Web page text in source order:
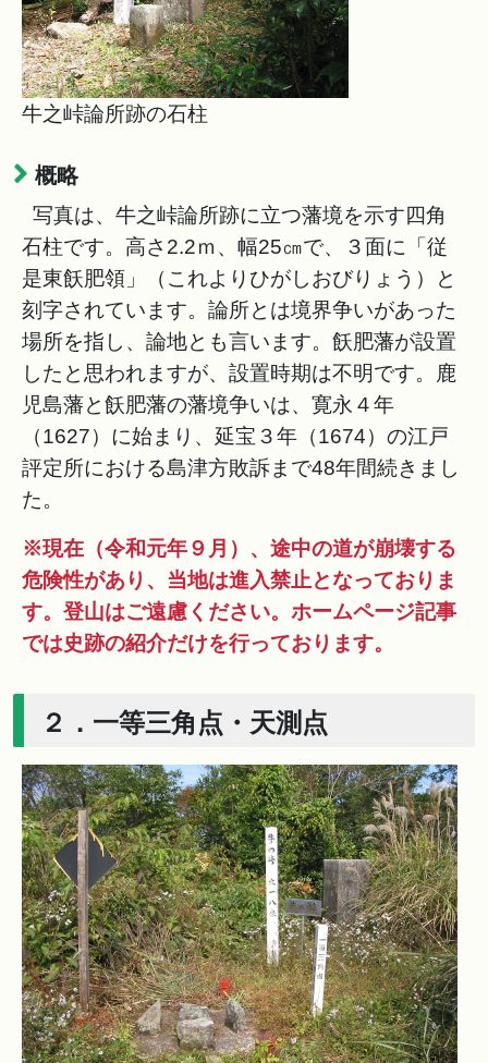
牛之峠論所跡の石柱
概略
写真は、牛之峠論所跡に立つ藩境を示す四角
石柱です。高さ2.2ｍ、幅25㎝で、３面に「従
是東飫肥領」（これよりひがしおびりょう）と
刻字されています。論所とは境界争いがあった
場所を指し、論地とも言います。飫肥藩が設置
したと思われますが、設置時期は不明です。鹿
児島藩と飫肥藩の藩境争いは、寛永４年
（1627）に始まり、延宝３年（1674）の江戸
評定所における島津方敗訴まで48年間続きまし
た。
※現在（令和元年９月）、途中の道が崩壊する
危険性があり、当地は進入禁止となっておりま
す。登山はご遠慮ください。ホームページ記事
では史跡の紹介だけを行っております。
２．一等三角点・天測点